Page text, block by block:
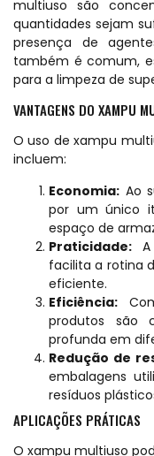
multiuso são
quantidades sejam
presença de
também é comum,
para a limpeza de
VANTAGENS DO XAMPU
O uso de xampu
incluem:
Economia: Ao
por um único
espaço de
Praticidade:
facilita a rotina
eficiente.
Eficiência:
produtos são
profunda em
Redução de
embalagens
resíduos
APLICAÇÕES PRÁTICAS
O xampu multiuso